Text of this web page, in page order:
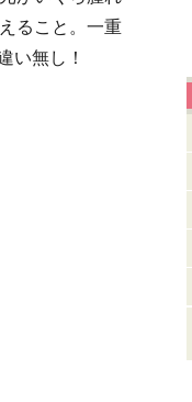
ること。一重
い無し！